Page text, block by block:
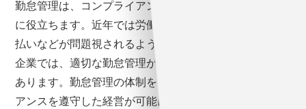
勤怠管理は、コンプライアンスを遵守した経営体制作り
に役立ちます。近年では労働時間の超過や残業手当の未
払いなどが問題視されるようになりました。このような
企業では、適切な勤怠管理が行われていない場合が多く
あります。勤怠管理の体制を整えることで、コンプライ
アンスを遵守した経営が可能になります。